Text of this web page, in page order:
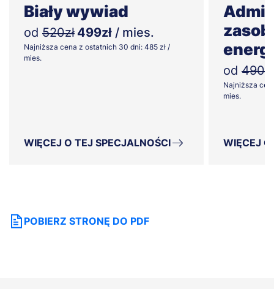
Biały wywiad
od 520zł 499zł / mies.
Najniższa cena z ostatnich 30 dni: 485 zł /
mies.
WIĘCEJ O TEJ SPECJALNOŚCI
od 490zł
Najniższa
mies.
WIĘCEJ
POBIERZ STRONĘ DO PDF